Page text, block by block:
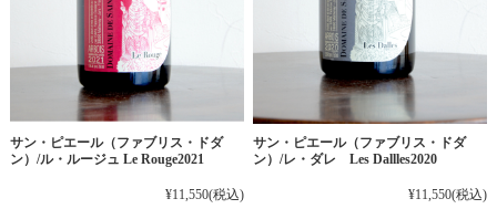
サン・ピエール（ファブリス・ドダ
ン）/ル・ルージュ Le Rouge2021
¥11,550(税込)
サン・ピエール（ファブリス・ドダ
ン）/レ・ダレ Les Dallles2020
¥11,550(税込)